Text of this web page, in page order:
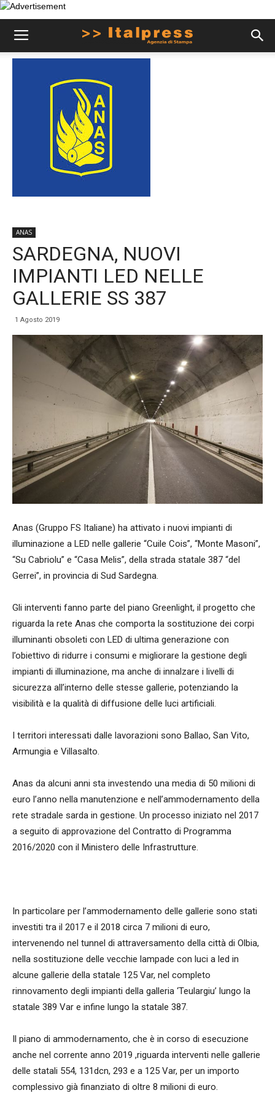
ANAS
SARDEGNA, NUOVI
IMPIANTI LED NELLE
GALLERIE SS 387
1 Agosto 2019
Anas (Gruppo FS Italiane) ha attivato i nuovi impianti di
illuminazione a LED nelle gallerie “Cuile Cois”, “Monte Masoni”,
“Su Cabriolu” e “Casa Melis”, della strada statale 387 “del
Gerrei”, in provincia di Sud Sardegna.
Gli interventi fanno parte del piano Greenlight, il progetto che
riguarda la rete Anas che comporta la sostituzione dei corpi
illuminanti obsoleti con LED di ultima generazione con
l’obiettivo di ridurre i consumi e migliorare la gestione degli
impianti di illuminazione, ma anche di innalzare i livelli di
sicurezza all’interno delle stesse gallerie, potenziando la
visibilità e la qualità di diffusione delle luci artificiali.
I territori interessati dalle lavorazioni sono Ballao, San Vito,
Armungia e Villasalto.
Anas da alcuni anni sta investendo una media di 50 milioni di
euro l’anno nella manutenzione e nell’ammodernamento della
rete stradale sarda in gestione. Un processo iniziato nel 2017
a seguito di approvazione del Contratto di Programma
2016/2020 con il Ministero delle Infrastrutture.
In particolare per l’ammodernamento delle gallerie sono stati
investiti tra il 2017 e il 2018 circa 7 milioni di euro,
intervenendo nel tunnel di attraversamento della città di Olbia,
nella sostituzione delle vecchie lampade con luci a led in
alcune gallerie della statale 125 Var, nel completo
rinnovamento degli impianti della galleria ‘Teulargiu’ lungo la
statale 389 Var e infine lungo la statale 387.
Il piano di ammodernamento, che è in corso di esecuzione
anche nel corrente anno 2019 ,riguarda interventi nelle gallerie
delle statali 554, 131dcn, 293 e a 125 Var, per un importo
complessivo già finanziato di oltre 8 milioni di euro.